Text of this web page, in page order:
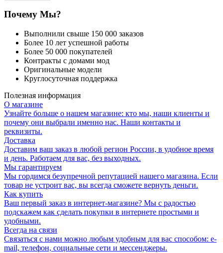
Почему Мы?
Выполнили свыше 150 000 заказов
Более 10 лет успешной работы
Более 50 000 покупателей
Контракты с домами мод
Оригинальные модели
Круглосуточная поддержка
Полезная информация
О магазине
Узнайте больше о нашем магазине: кто мы, наши клиенты и
почему они выбрали именно нас. Наши контакты и
реквизиты.
Доставка
Доставим ваш заказ в любой регион России, в удобное время
и день. Работаем для вас, без выходных.
Мы гарантируем
Мы гордимся безупречной репутацией нашего магазина. Если
товар не устроит вас, вы всегда сможете вернуть деньги.
Как купить
Ваш первый заказ в интернет-магазине? Мы с радостью
подскажем как сделать покупки в интернете простыми и
удобными.
Всегда на связи
Связаться с нами можно любым удобным для вас способом: e-
mail, телефон, социальные сети и мессенджеры.